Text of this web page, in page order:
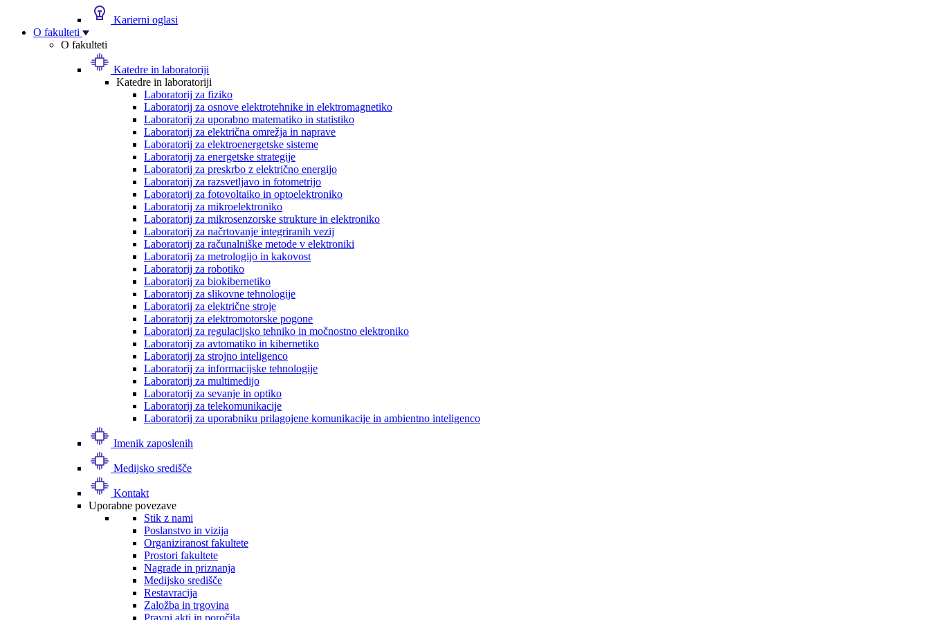
Karierni oglasi
O fakulteti
O fakulteti
Katedre in laboratoriji
Katedre in laboratoriji
Laboratorij za fiziko
Laboratorij za osnove elektrotehnike in elektromagnetiko
Laboratorij za uporabno matematiko in statistiko
Laboratorij za električna omrežja in naprave
Laboratorij za elektroenergetske sisteme
Laboratorij za energetske strategije
Laboratorij za preskrbo z električno energijo
Laboratorij za razsvetljavo in fotometrijo
Laboratorij za fotovoltaiko in optoelektroniko
Laboratorij za mikroelektroniko
Laboratorij za mikrosenzorske strukture in elektroniko
Laboratorij za načrtovanje integriranih vezij
Laboratorij za računalniške metode v elektroniki
Laboratorij za metrologijo in kakovost
Laboratorij za robotiko
Laboratorij za biokibernetiko
Laboratorij za slikovne tehnologije
Laboratorij za električne stroje
Laboratorij za elektromotorske pogone
Laboratorij za regulacijsko tehniko in močnostno elektroniko
Laboratorij za avtomatiko in kibernetiko
Laboratorij za strojno inteligenco
Laboratorij za informacijske tehnologije
Laboratorij za multimedijo
Laboratorij za sevanje in optiko
Laboratorij za telekomunikacije
Laboratorij za uporabniku prilagojene komunikacije in ambientno inteligenco
Imenik zaposlenih
Medijsko središče
Kontakt
Uporabne povezave
Stik z nami
Poslanstvo in vizija
Organiziranost fakultete
Prostori fakultete
Nagrade in priznanja
Medijsko središče
Restavracija
Založba in trgovina
Pravni akti in poročila